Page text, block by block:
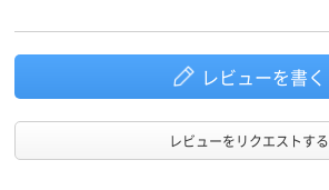
レビューを書く
レビューをリクエストする